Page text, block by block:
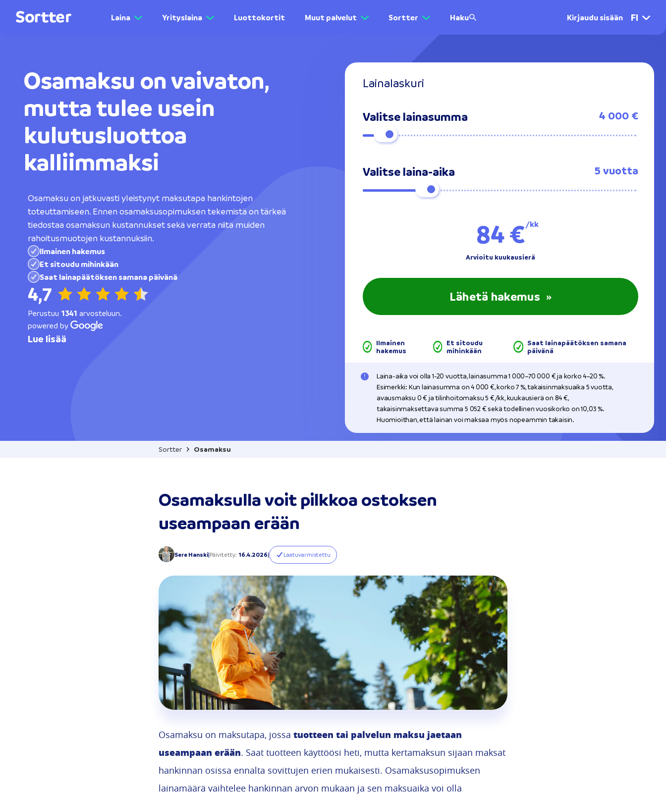
Laina Yrityslaina Luottokortit Muut palvelut Sortter Haku Kirjaudu sisään FI
Osamaksu on vaivaton,
mutta tulee usein
kulutusluottoa
kalliimmaksi
Osamaksu on jatkuvasti yleistynyt maksutapa hankintojen
toteuttamiseen. Ennen osamaksusopimuksen tekemistä on tärkeä
tiedostaa osamaksun kustannukset sekä verrata niitä muiden
rahoitusmuotojen kustannuksiin.
Ilmainen hakemus
Et sitoudu mihinkään
Saat lainapäätöksen samana päivänä
4,7
Perustuu 1341 arvosteluun.
powered by
Lue lisää
Lainalaskuri
Valitse lainasumma 4 000 €
Valitse laina-aika 5 vuotta
84 €/kk
Arvioitu kuukausierä
Lähetä hakemus »
Ilmainen
hakemus
Et sitoudu
mihinkään
Saat lainapäätöksen samana
päivänä
Laina-aika voi olla 1-20 vuotta, lainasumma 1 000–70 000 € ja korko 4–20 %.
Esimerkki: Kun lainasumma on 4 000 €, korko 7 %, takaisinmaksuaika 5 vuotta,
avausmaksu 0 € ja tilinhoitomaksu 5 €/kk, kuukausierä on 84 €,
takaisinmaksettava summa 5 052 € sekä todellinen vuosikorko on 10,03 %.
Huomioithan, että lainan voi maksaa myös nopeammin takaisin.
Sortter Osamaksu
Osamaksulla voit pilkkoa ostoksen
useampaan erään
Sere Hanski|Päivitetty: 16.4.2026| Laatuvarmistettu
Osamaksu on maksutapa, jossa tuotteen tai palvelun maksu jaetaan
useampaan erään. Saat tuotteen käyttöösi heti, mutta kertamaksun sijaan maksat
hankinnan osissa ennalta sovittujen erien mukaisesti. Osamaksusopimuksen
lainamäärä vaihtelee hankinnan arvon mukaan ja sen maksuaika voi olla